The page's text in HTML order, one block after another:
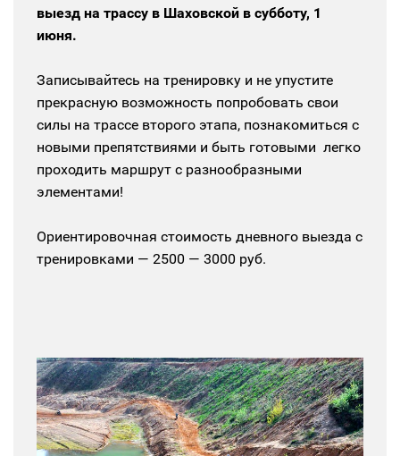
выезд на трассу в Шаховской в субботу, 1
июня.
Записывайтесь на тренировку и не упустите
прекрасную возможность попробовать свои
силы на трассе второго этапа, познакомиться с
новыми препятствиями и быть готовыми легко
проходить маршрут с разнообразными
элементами!
Ориентировочная стоимость дневного выезда с
тренировками — 2500 — 3000 руб.